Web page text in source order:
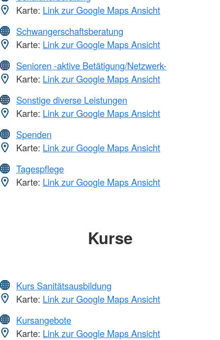
Karte: Link zur Google Maps Ansicht
Schwangerschaftsberatung
Karte: Link zur Google Maps Ansicht
Senioren -aktive Betätigung/Netzwerk-
Karte: Link zur Google Maps Ansicht
Sonstige diverse Leistungen
Karte: Link zur Google Maps Ansicht
Spenden
Karte: Link zur Google Maps Ansicht
Tagespflege
Karte: Link zur Google Maps Ansicht
Kurse
Kurs Sanitätsausbildung
Karte: Link zur Google Maps Ansicht
Kursangebote
Karte: Link zur Google Maps Ansicht